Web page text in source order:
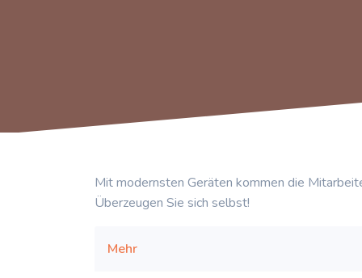
Mit modernsten Geräten kommen die
Überzeugen Sie sich selbst!
Mehr